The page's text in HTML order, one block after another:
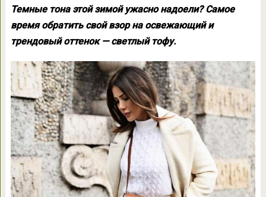
Темные тона этой зимой ужасно надоели? Самое
время обратить свой взор на освежающий и
трендовый оттенок — светлый тофу.